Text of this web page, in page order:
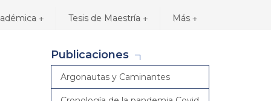
+ +
Tesis de Maestría +
Más
Publicaciones
Argonautas y Caminantes